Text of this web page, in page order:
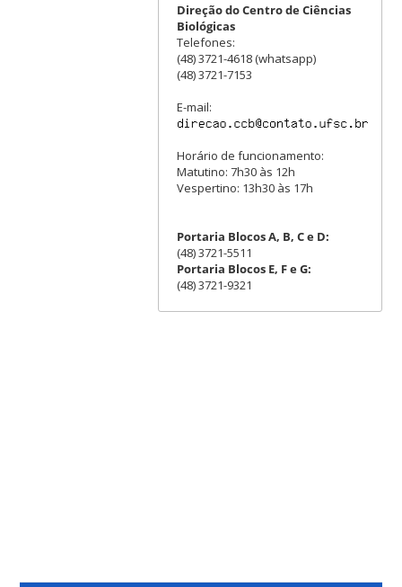
Direção do Centro de Ciências
Biológicas
Telefones:
(48) 3721-4618 (whatsapp)
(48) 3721-7153
E-mail:
Horário de funcionamento:
Matutino: 7h30 às 12h
Vespertino: 13h30 às 17h
Portaria Blocos A, B, C e D:
(48) 3721-5511
Portaria Blocos E, F e G:
(48) 3721-9321